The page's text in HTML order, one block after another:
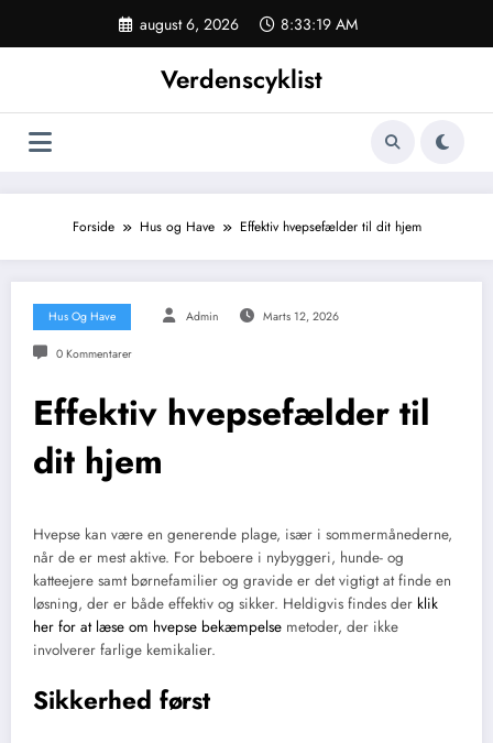
indhold
august 6, 2026 8:33:19 AM
Verdenscyklist
Forside Hus og Have Effektiv hvepsefælder til dit hjem
Hus Og Have Admin Marts 12, 2026
0 Kommentarer
Effektiv hvepsefælder til
dit hjem
Hvepse kan være en generende plage, især i sommermånederne,
når de er mest aktive. For beboere i nybyggeri, hunde- og
katteejere samt børnefamilier og gravide er det vigtigt at finde en
løsning, der er både effektiv og sikker. Heldigvis findes der klik
her for at læse om hvepse bekæmpelse metoder, der ikke
involverer farlige kemikalier.
Sikkerhed først